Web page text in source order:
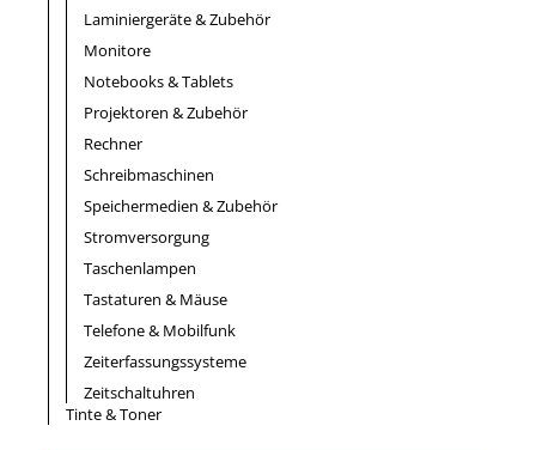
Laminiergeräte & Zubehör
Monitore
Notebooks & Tablets
Projektoren & Zubehör
Rechner
Schreibmaschinen
Speichermedien & Zubehör
Stromversorgung
Taschenlampen
Tastaturen & Mäuse
Telefone & Mobilfunk
Zeiterfassungssysteme
Zeitschaltuhren
Tinte & Toner